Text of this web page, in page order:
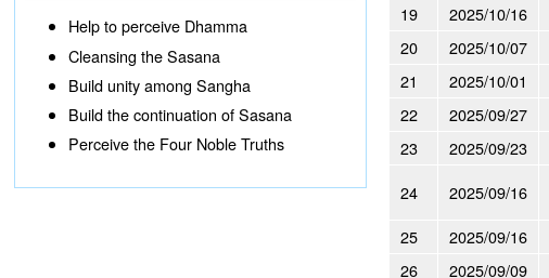
19
2025/10/16
20
2025/10/07
21
2025/10/01
22
2025/09/27
23
2025/09/23
24
2025/09/16
25
2025/09/16
26
2025/09/09
Help to perceive Dhamma
Cleansing the Sasana
Build unity among Sangha
Build the continuation of Sasana
Perceive the Four Noble Truths